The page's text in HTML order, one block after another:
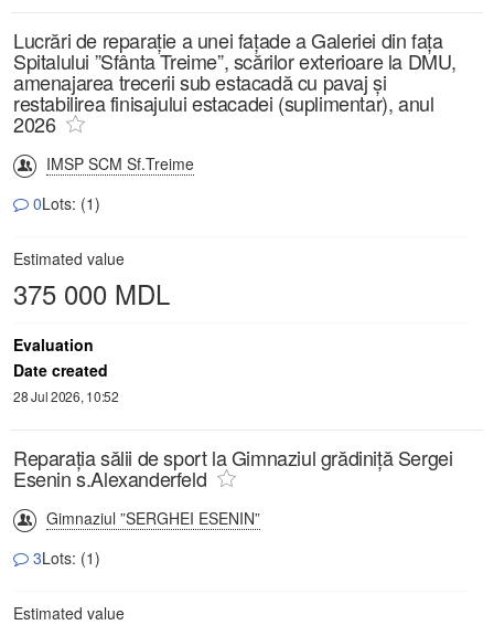
Lucrări de reparație a unei fațade a Galeriei din fața
Spitalului ”Sfânta Treime”, scărilor exterioare la DMU,
amenajarea trecerii sub estacadă cu pavaj și
restabilirea finisajului estacadei (suplimentar), anul
2026
IMSP SCM Sf.Treime
0Lots: (1)
Estimated value
375 000 MDL
Evaluation
Date created
28 Jul 2026, 10:52
Reparația sălii de sport la Gimnaziul grădiniță Sergei
Esenin s.Alexanderfeld
Gimnaziul ”SERGHEI ESENIN”
3Lots: (1)
Estimated value